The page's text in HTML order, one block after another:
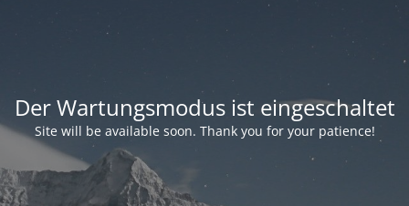
Der Wartungsmodus ist eingeschaltet
Site will be available soon. Thank you for your patience!